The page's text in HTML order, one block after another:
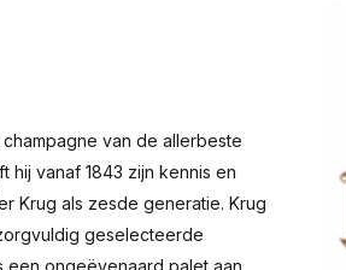
van de allerbeste
hij vanaf 1843 zijn kennis en
Krug als zesde generatie. Krug
geselecteerde
een ongeëvenaard palet aan